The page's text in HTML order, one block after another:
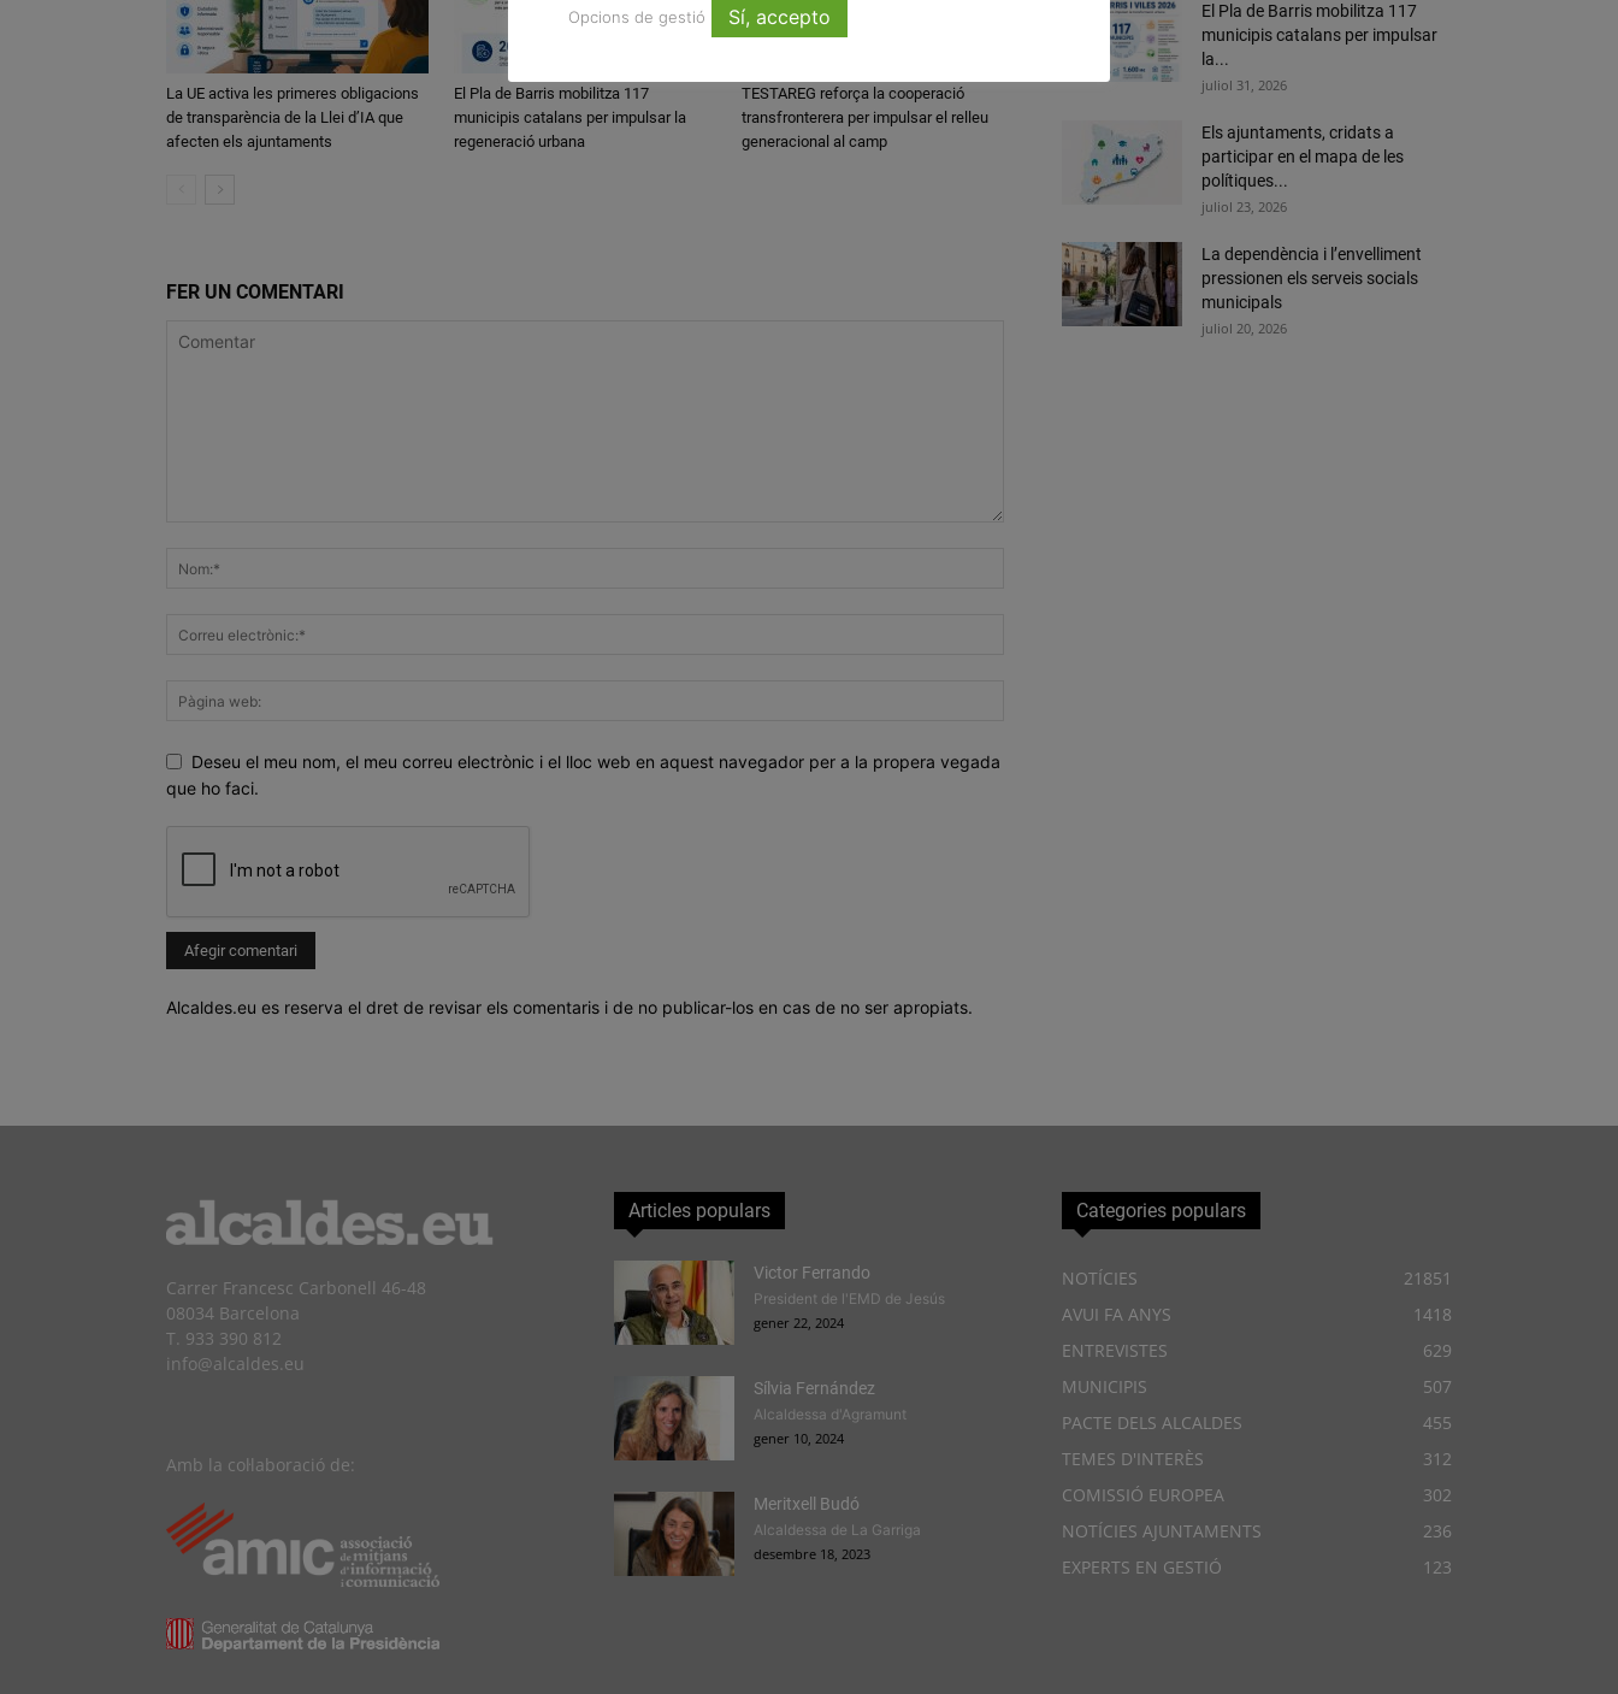
La UE activa les primeres obligacions
de transparència de la Llei d’IA que
afecten els ajuntaments
El Pla de Barris mobilitza 117
municipis catalans per impulsar la
regeneració urbana
TESTAREG reforça la cooperació
transfronterera per impulsar el relleu
generacional al camp
FER UN COMENTARI
Deseu el meu nom, el meu correu electrònic i el lloc web en aquest navegador per a la propera vegada
que ho faci.
Alcaldes.eu es reserva el dret de revisar els comentaris i de no publicar-los en cas de no ser apropiats.
El Pla de Barris mobilitza 117
municipis catalans per impulsar
la...
juliol 31, 2026
Els ajuntaments, cridats a
participar en el mapa de les
polítiques...
juliol 23, 2026
La dependència i l’envelliment
pressionen els serveis socials
municipals
juliol 20, 2026
Carrer Francesc Carbonell 46-48
08034 Barcelona
T. 933 390 812
info@alcaldes.eu
Amb la col·laboració de:
Articles populars
Victor Ferrando
President de l'EMD de Jesús
gener 22, 2024
Sílvia Fernández
Alcaldessa d'Agramunt
gener 10, 2024
Meritxell Budó
Alcaldessa de La Garriga
desembre 18, 2023
Categories populars
NOTÍCIES
21851
AVUI FA ANYS
1418
ENTREVISTES
629
MUNICIPIS
507
PACTE DELS ALCALDES
455
TEMES D'INTERÈS
312
COMISSIÓ EUROPEA
302
NOTÍCIES AJUNTAMENTS
236
EXPERTS EN GESTIÓ
123
Opcions de gestió Sí, accepto